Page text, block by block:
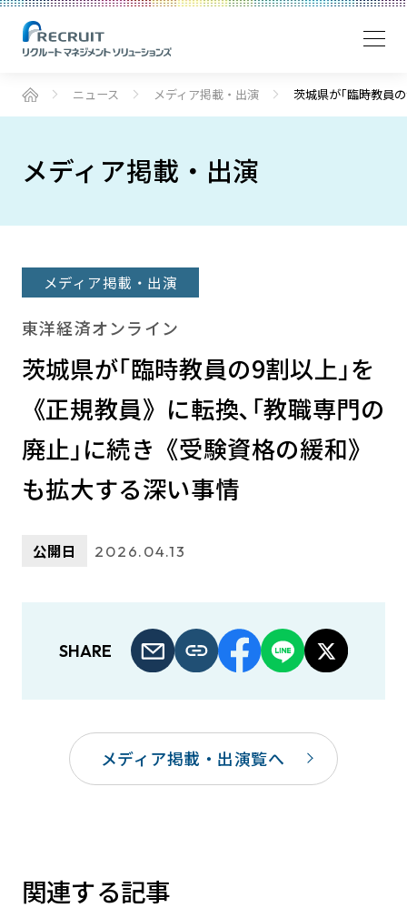
ニュース メディア掲載・出演 茨城県が｢臨時教員
メディア掲載・出演
メディア掲載・出演
東洋経済オンライン
茨城県が｢臨時教員の9割以上｣を
《正規教員》に転換､｢教職専門の
廃止｣に続き《受験資格の緩和》
も拡大する深い事情
公開日 2026.04.13
SHARE
メディア掲載・出演覧へ
関連する記事